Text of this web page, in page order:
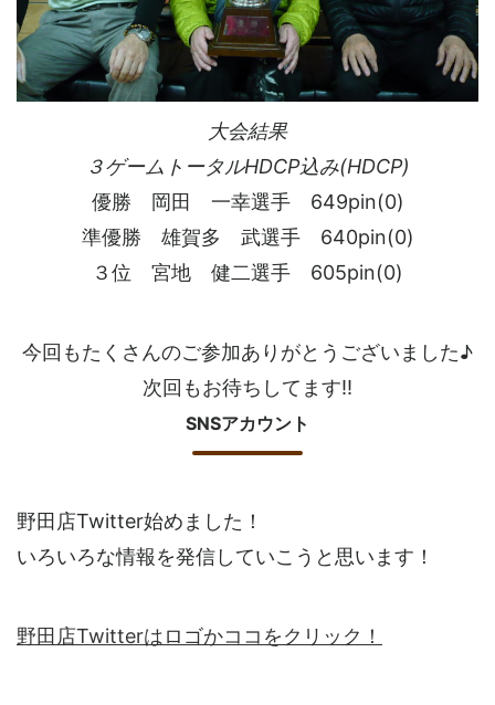
大会結果
３ゲームトータルHDCP込み(HDCP)
優勝 岡田 一幸選手 649pin(0)
準優勝 雄賀多 武選手 640pin(0)
３位 宮地 健二選手 605pin(0)
今回もたくさんのご参加ありがとうございました♪
次回もお待ちしてます!!
SNSアカウント
野田店Twitter始めました！
いろいろな情報を発信していこうと思います！
野田店Twitterはロゴかココをクリック！